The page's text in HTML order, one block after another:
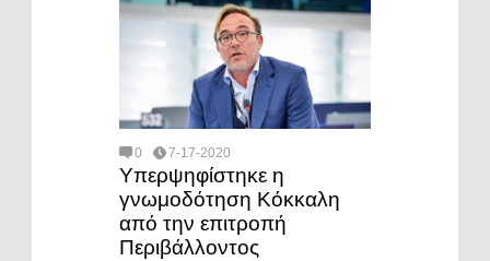
0 7-17-2020
Υπερψηφίστηκε η
γνωμοδότηση Κόκκαλη
από την επιτροπή
Περιβάλλοντος